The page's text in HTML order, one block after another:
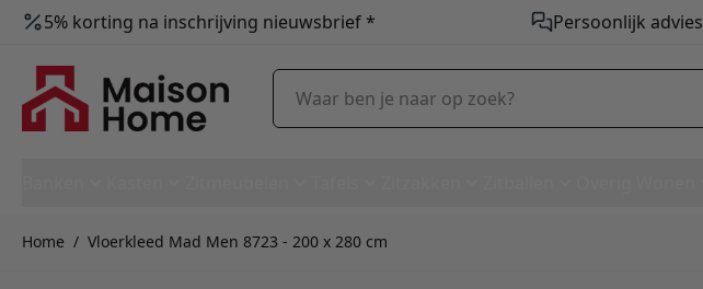
5% korting na inschrijving nieuwsbrief * Persoonlijk advies
Waar ben je naar op zoek?
Home / Vloerkleed Mad Men 8723 - 200 x 280 cm